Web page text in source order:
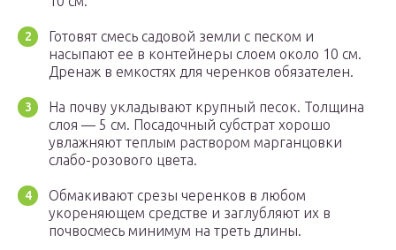
Готовят смесь садовой земли с песком и
насыпают ее в контейнеры слоем около 10 см.
Дренаж в емкостях для черенков обязателен.
На почву укладывают крупный песок. Толщина
слоя — 5 см. Посадочный субстрат хорошо
увлажняют теплым раствором марганцовки
слабо-розового цвета.
Обмакивают срезы черенков в любом
укореняющем средстве и заглубляют их в
почвосмесь минимум на треть длины.